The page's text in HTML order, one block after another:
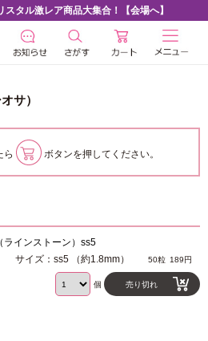
スタル激レア商品大集合！【会場へ】
サ）
ら ボタンを押してください。
ラインストーン）ss5
サイズ：ss5 （約1.8mm） 50粒 189円
個 売り切れ